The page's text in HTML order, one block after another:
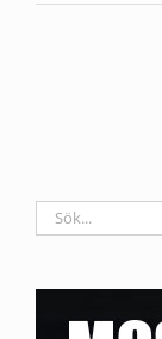
Sök
efter: